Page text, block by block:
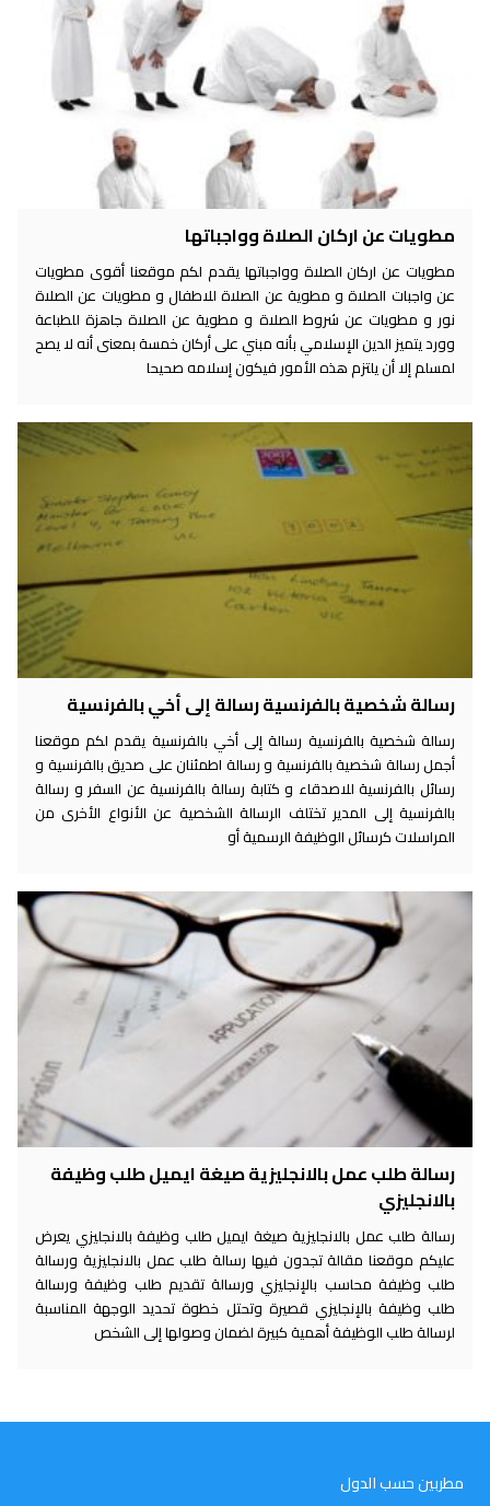
مطويات عن اركان الصلاة وواجباتها
مطويات عن اركان الصلاة وواجباتها يقدم لكم موقعنا أقوى مطويات
عن واجبات الصلاة و مطوية عن الصلاة للاطفال و مطويات عن الصلاة
نور و مطويات عن شروط الصلاة و مطوية عن الصلاة جاهزة للطباعة
وورد يتميز الدين الإسلامي بأنه مبني على أركان خمسة بمعنى أنه لا يصح
لمسلم إلا أن يلتزم هذه الأمور فيكون إسلامه صحيحا
رسالة شخصية بالفرنسية رسالة إلى أخي بالفرنسية
رسالة شخصية بالفرنسية رسالة إلى أخي بالفرنسية يقدم لكم موقعنا
أجمل رسالة شخصية بالفرنسية و رسالة اطمئنان على صديق بالفرنسية و
رسائل بالفرنسية للاصدقاء و كتابة رسالة بالفرنسية عن السفر و رسالة
بالفرنسية إلى المدير تختلف الرسالة الشخصية عن الأنواع الأخرى من
المراسلات كرسائل الوظيفة الرسمية أو
رسالة طلب عمل بالانجليزية صيغة ايميل طلب وظيفة
بالانجليزي
رسالة طلب عمل بالانجليزية صيغة ايميل طلب وظيفة بالانجليزي يعرض
عليكم موقعنا مقالة تجدون فيها رسالة طلب عمل بالانجليزية ورسالة
طلب وظيفة محاسب بالإنجليزي ورسالة تقديم طلب وظيفة ورسالة
طلب وظيفة بالإنجليزي قصيرة وتحتل خطوة تحديد الوجهة المناسبة
لرسالة طلب الوظيفة أهمية كبيرة لضمان وصولها إلى الشخص
مطربين حسب الدول